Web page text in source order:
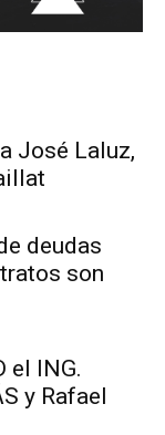
José Laluz,
deudas
son
el ING.
y Rafael